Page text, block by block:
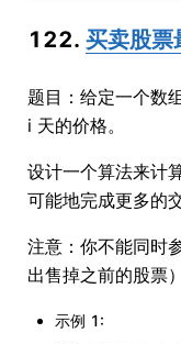
122. 买卖股票
题目：给定一个数
i 天的价格。
设计一个算法来计
可能地完成更多的
注意：你不能同时
出售掉之前的股票）
示例 1: